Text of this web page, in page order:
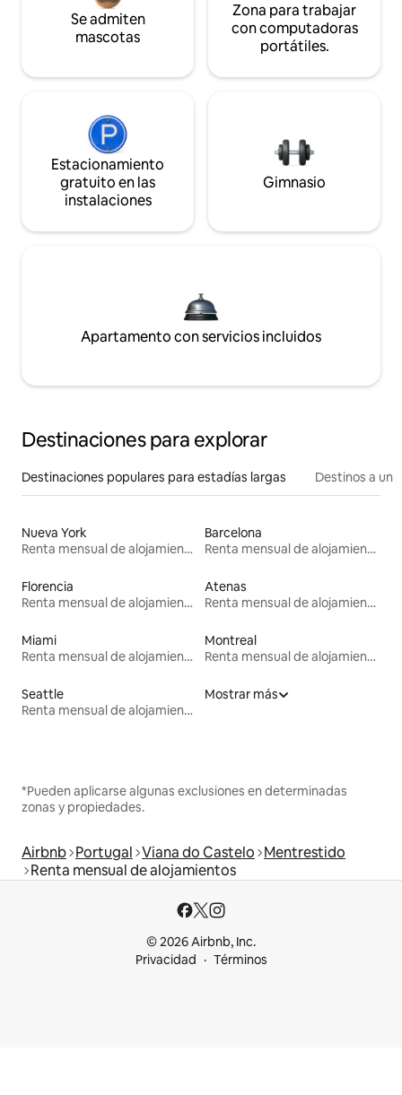
Se admiten
mascotas
Zona para trabajar
con computadoras
portátiles.
Estacionamiento
gratuito en las
instalaciones
Gimnasio
Apartamento con servicios incluidos
Destinaciones para explorar
Destinaciones populares para estadías largas Destinos a un
Nueva York
Renta mensual de alojamientos
Barcelona
Renta mensual de alojamientos
Florencia
Renta mensual de alojamientos
Atenas
Renta mensual de alojamientos
Miami
Renta mensual de alojamientos
Montreal
Renta mensual de alojamientos
Seattle
Renta mensual de alojamientos
Mostrar más
*Pueden aplicarse algunas exclusiones en determinadas
zonas y propiedades.
Airbnb Portugal Viana do Castelo Mentrestido
Renta mensual de alojamientos
© 2026 Airbnb, Inc.
Privacidad
Términos